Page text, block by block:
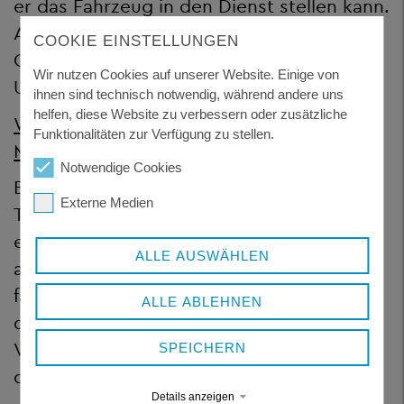
er das Fahrzeug in den Dienst stellen kann.
Auch dabei ist der zuständigen
Genehmigungsbehörde unverzüglich der
Untersuchungsbericht vorzulegen.
Wichtig für Taxi- und
Mietwagenunternehmer:
Erwirbt beispielsweise ein
Taxiunternehmer ein Taxi gebraucht von
einem Wettbewerber, ist ebenfalls die
außerordentliche Hauptuntersuchung
fällig, bevor er das Fahrzeug einsetzen
darf. Das gilt sogar dann, wenn der
Verkäufer gerade eine HU hatte
durchführen lassen.
COOKIE EINSTELLUNGEN
Wir nutzen Cookies auf unserer Website. Einige von
ihnen sind technisch notwendig, während andere uns
helfen, diese Website zu verbessern oder zusätzliche
Funktionalitäten zur Verfügung zu stellen.
Notwendige Cookies
Externe Medien
ALLE AUSWÄHLEN
ALLE ABLEHNEN
SPEICHERN
Details anzeigen